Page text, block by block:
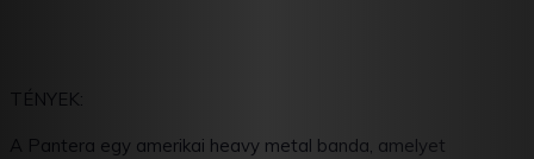
TÉNYEK:
A Pantera egy amerikai heavy metal banda, amelyet